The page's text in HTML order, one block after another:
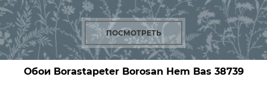
ПОСМОТРЕТЬ
Обои Borastapeter Borosan Hem Bas 38739